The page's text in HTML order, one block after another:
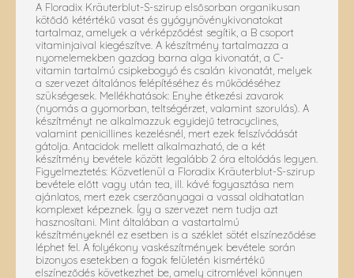
A Floradix Kräuterblut-S-szirup elsősorban organikusan
kötődő kétértékű vasat és gyógynövénykivonatokat
tartalmaz, amelyek a vérképződést segítik, a B csoport
vitaminjaival kiegészítve. A készítmény tartalmazza a
nyomelemekben gazdag barna alga kivonatát, a C-
vitamin tartalmú csipkebogyó és csalán kivonatát, melyek
a szervezet általános felépítéséhez és működéséhez
szükségesek. Mellékhatások: Enyhe étkezési zavarok
(nyomás a gyomorban, teltségérzet, valamint szorulás). A
készítményt ne alkalmazzuk egyidejű tetracyclines,
valamint penicillines kezelésnél, mert ezek felszívódását
gátolja. Antacidok mellett alkalmazható, de a két
készítmény bevétele között legalább 2 óra eltolódás legyen.
Figyelmeztetés: Közvetlenül a Floradix Kräuterblut-S-szirup
bevétele előtt vagy után tea, ill. kávé fogyasztása nem
ajánlatos, mert ezek cserzőanyagai a vassal oldhatatlan
komplexet képeznek. Így a szervezet nem tudja azt
hasznosítani. Mint általában a vastartalmú
készítményeknél ez esetben is a széklet sötét elszíneződése
léphet fel. A folyékony vaskészítmények bevétele során
bizonyos esetekben a fogak felületén kismértékű
elszíneződés következhet be, amely citromlével könnyen